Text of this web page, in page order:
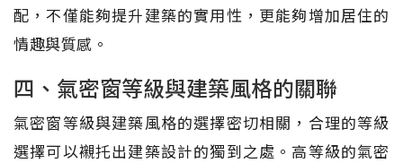
配，不僅能夠提升建築的實用性，更能夠增加居住的
情趣與質感。
四、氣密窗等級與建築風格的關聯
氣密窗等級與建築風格的選擇密切相關，合理的等級
選擇可以襯托出建築設計的獨到之處。高等級的氣密